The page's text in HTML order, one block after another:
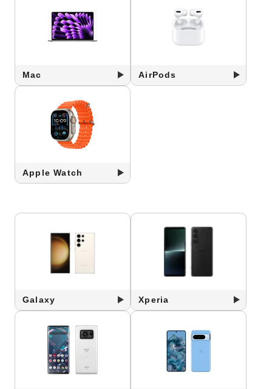
Mac AirPods
Apple Watch
Galaxy Xperia